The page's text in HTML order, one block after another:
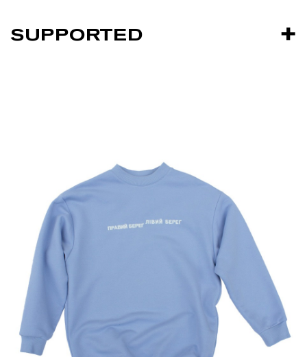
SUPPORTED